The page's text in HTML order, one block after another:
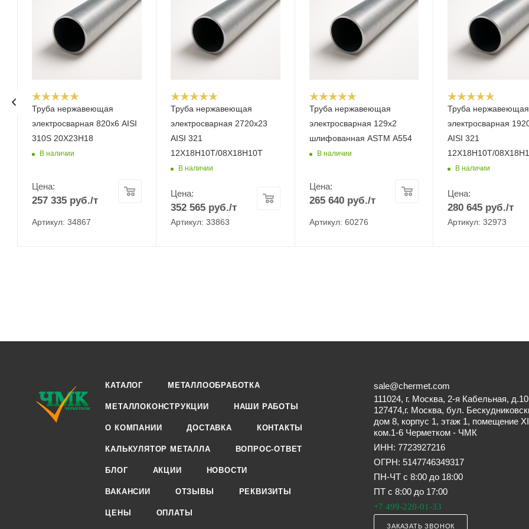
Труба нержавеющая
электросварная 820х6 AISI
310S 20Х23Н18
В наличии
Цена:
257 335 руб./т
Артикул: 34867
Труба нержавеющая
электросварная 2720х23
AISI 321
12Х18Н10Т/08Х18Н10Т
В наличии
Цена:
352 565руб./т
Артикул: 33863
Труба нержавеющая
электросварная 129x2
шлифованная ASTM A554
В наличии
Цена:
265 640руб./т
Артикул: 60276
Труба нержавеющая
электросварная
AISI 321
12Х18Н10Т/
В наличии
Цена:
280 645 руб./т
Артикул: 32973
КАТАЛОГ МЕТАЛЛООБРАБОТКА
МЕТАЛЛОКОНСТРУКЦИИ НАШИ РАБОТЫ
О КОМПАНИИ ДОСТАВКА КОНТАКТЫ
КАЛЬКУЛЯТОР МЕТАЛЛА ВОПРОС-ОТВЕТ
БЛОГ АКЦИИ НОВОСТИ
ВАКАНСИИ ОТЗЫВЫ РЕКВИЗИТЫ
ЦЕНЫ ОПЛАТЫ
sale@chermet.com
111024, г. Москва, 2-я Кабельная, д.10
127474,г. Москва, бул.
дом 8, корпус 1, этаж 1, помещение
ком.1-6 Черметком - ЧМК
ИНН: 7723927216
ОГРН: 5147746349317
ПН-ЧТ с 8:00 до 18:00
ПТ с 8:00 до 17:00
+7 499-220-01-33
ЗАКАЗАТЬ ЗВОНОК